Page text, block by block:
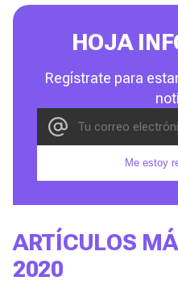
HOJA
Regístrate para
Me estoy
ARTÍCULOS
2020